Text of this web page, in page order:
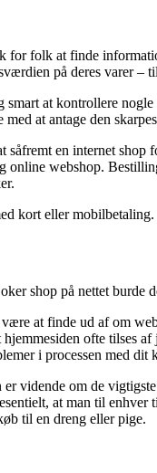
for folk at finde
på deres varer
at kontrollere
at antage den
en internet shop
online webshop.
kort eller
shop på nettet burde
at finde ud af om
ofte tilses
i processen med dit
er vidende om de
at man til
til en dreng eller pige.